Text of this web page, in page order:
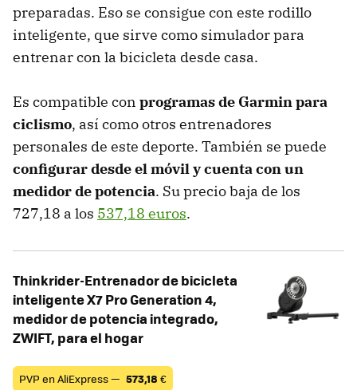
preparadas. Eso se consigue con este rodillo
inteligente, que sirve como simulador para
entrenar con la bicicleta desde casa.
Es compatible con programas de Garmin para
ciclismo, así como otros entrenadores
personales de este deporte. También se puede
configurar desde el móvil y cuenta con un
medidor de potencia. Su precio baja de los
727,18 a los 537,18 euros.
Thinkrider-Entrenador de bicicleta
inteligente X7 Pro Generation 4,
medidor de potencia integrado,
ZWIFT, para el hogar
PVP en AliExpress — 573,18 €